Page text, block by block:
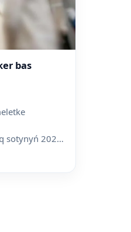
bas
sotynyń 2026